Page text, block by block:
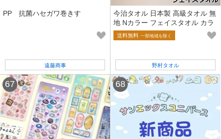
PP 抗菌ハセガワ巻きす
遠藤商事
今治タオル 日本製 高級タオル 無
地 Nカラー フェイスタオル カラ
ー 10色 ふんわり やわらか 国産
ギフト
送料無料 一部地域を除く
野村タオル